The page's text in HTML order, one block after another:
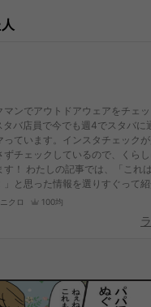
マンでアウトドアウェアをチェ
バ店員で今でも週4でスタバに
っています。インスタチェック
チェックしているので、くら
！ わたしの記事では、「これ
と思った情報を選りすぐって紹
クロ 100均